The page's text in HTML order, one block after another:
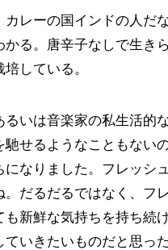
レーの国インドの人だ
かる。唐辛子なしで生き
している。
るいは音楽家の私生活的
馳せるようなこともない
になりました。フレッシ
。だるだるではなく、フ
も新鮮な気持ちを持ち続
ていきたいものだと思っ